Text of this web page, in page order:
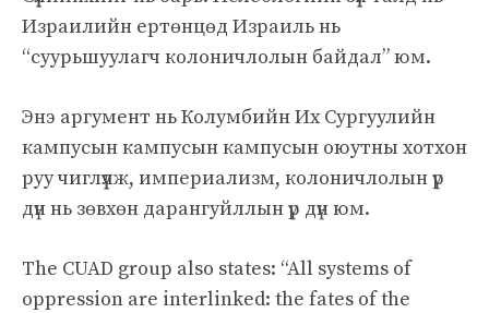
Израилийн ертөнцөд Израиль нь
“суурьшуулагч колоничлолын байдал” юм.
Энэ аргумент нь Колумбийн Их Сургуулийн
кампусын кампусын кампусын оюутны хотхон
руу чиглүүлж, империализм, колоничлолын үр
дүн нь зөвхөн дарангуйллын үр дүн юм.
The CUAD group also states: “All systems of
oppression are interlinked: the fates of the